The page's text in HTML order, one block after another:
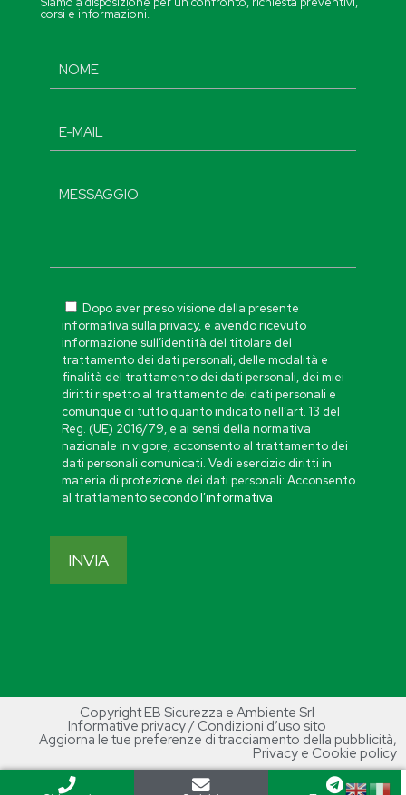
corsi e informazioni.
Dopo aver preso visione della presente
informativa sulla privacy, e avendo ricevuto
informazione sull’identità del titolare del
trattamento dei dati personali, delle modalità e
finalità del trattamento dei dati personali, dei miei
diritti rispetto al trattamento dei dati personali e
comunque di tutto quanto indicato nell’art. 13 del
Reg. (UE) 2016/79, e ai sensi della normativa
nazionale in vigore, acconsento al trattamento dei
dati personali comunicati. Vedi esercizio diritti in
materia di protezione dei dati personali: Acconsento
al trattamento secondol’informativa
Copyright EB Sicurezza e Ambiente Srl
Informative privacy / Condizioni d’uso sito
Aggiorna le tue preferenze di tracciamento della pubblicità,
Privacy e Cookie policy